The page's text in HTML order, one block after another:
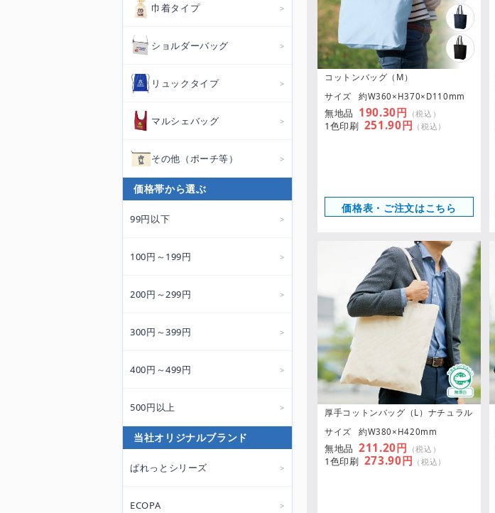
コットンバッグ（M）
サイズ
約W360×H370×D110mm
無地品 190.30円 （税込）
1色印刷 251.90円 （税込）
価格表・ご注文はこちら
厚手コットンバッグ（L）ナチュラル
サイズ
約W380×H420mm
無地品 211.20円 （税込）
1色印刷 273.90円 （税込）
巾着タイプ
ショルダーバッグ
リュックタイプ
マルシェバッグ
その他（ポーチ等）
価格帯から選ぶ
99円以下
100円～199円
200円～299円
300円～399円
400円～499円
500円以上
当社オリジナルブランド
ぱれっとシリーズ
ECOPA